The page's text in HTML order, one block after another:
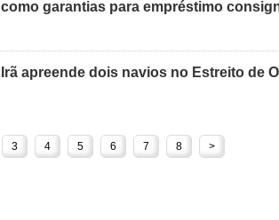
como garantias para empréstimo
Irã apreende dois navios no Estreito de
3 4 5 6 7 8 >